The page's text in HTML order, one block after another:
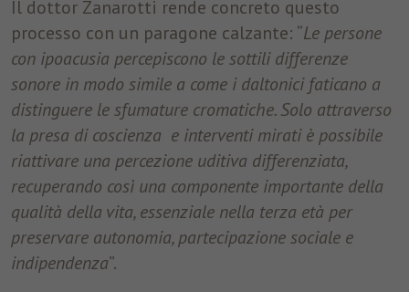
Il dottor Zanarotti rende concreto questo
processo con un paragone calzante: “Le persone
con ipoacusia percepiscono le sottili differenze
sonore in modo simile a come i daltonici faticano a
distinguere le sfumature cromatiche. Solo attraverso
la presa di coscienza e interventi mirati è possibile
riattivare una percezione uditiva differenziata,
recuperando così una componente importante della
qualità della vita, essenziale nella terza età per
preservare autonomia, partecipazione sociale e
indipendenza”.